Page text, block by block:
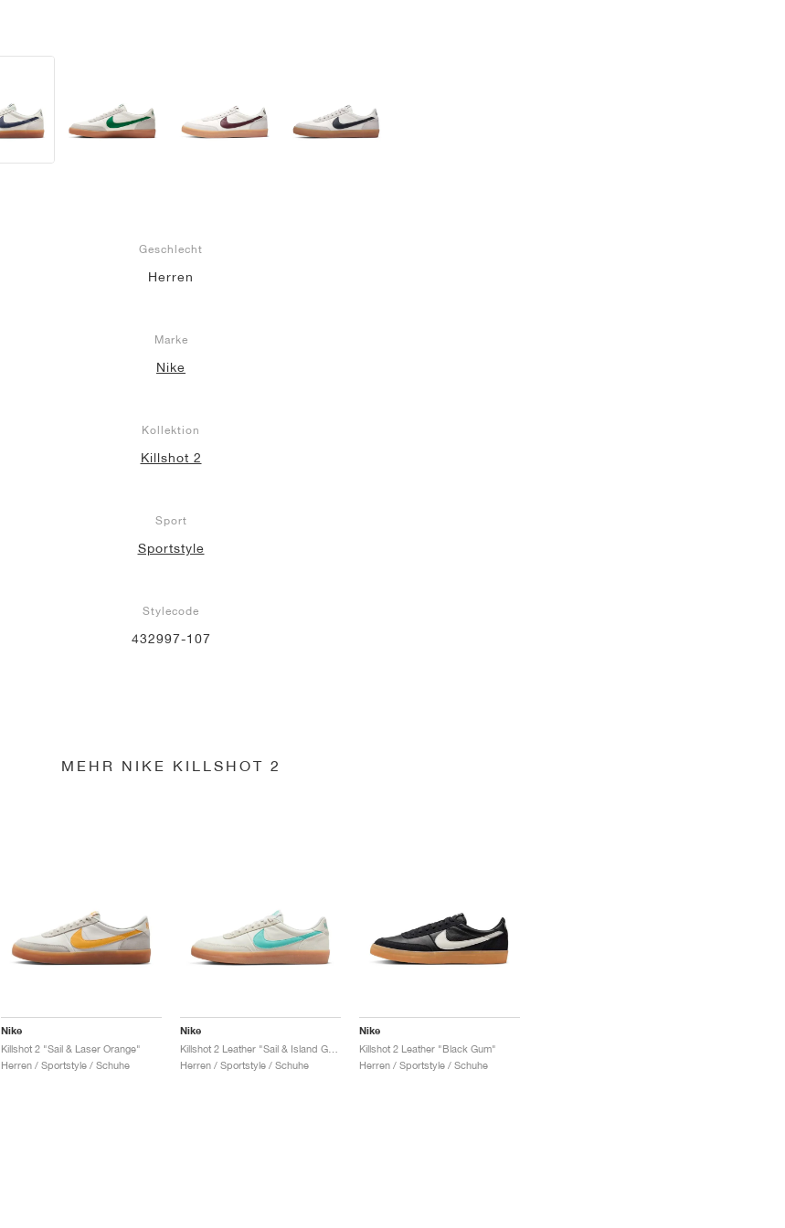
Geschlecht
Herren
Marke
Nike
Kollektion
Killshot 2
Sport
Sportstyle
Stylecode
432997-107
MEHR NIKE KILLSHOT 2
Nike
Killshot 2 "Sail & Laser Orange"
Herren / Sportstyle / Schuhe
Nike
Herren / Sportstyle / Schuhe
Nike
Killshot 2 Leather "Black Gum"
Herren / Sportstyle / Schuhe